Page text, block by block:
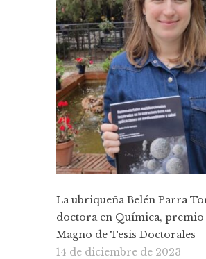
La ubriqueña Belén Parra
doctora en Química, premio
Magno de Tesis Doctorales
14 de diciembre de 2023